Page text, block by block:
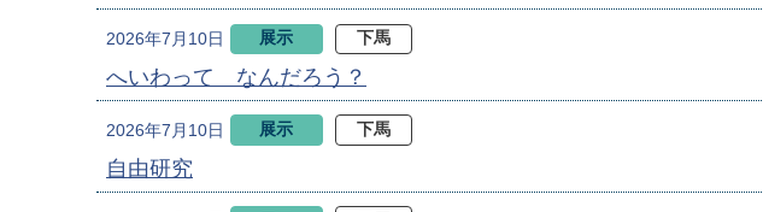
2026年7月10日 展示 下馬
へいわって なんだろう？
2026年7月10日 展示 下馬
自由研究